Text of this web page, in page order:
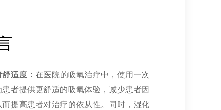
适度： 在医院的吸氧治疗中，使用一次
者提供更舒适的吸氧体验，减少患者因
提高患者对治疗的依从性。同时，湿化